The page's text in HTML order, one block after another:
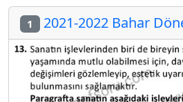
1 2021-2022 Bahar